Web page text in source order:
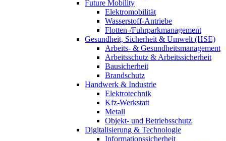
Future Mobility
Elektromobilität
Wasserstoff-Antriebe
Flotten-/Fuhrparkmanagement
Gesundheit, Sicherheit & Umwelt (HSE)
Arbeits- & Gesundheitsmanagement
Arbeitsschutz & Arbeitssicherheit
Bausicherheit
Brandschutz
Handwerk & Industrie
Elektrotechnik
Kfz-Werkstatt
Metall
Objekt- und Betriebsschutz
Digitalisierung & Technologie
Informationssicherheit